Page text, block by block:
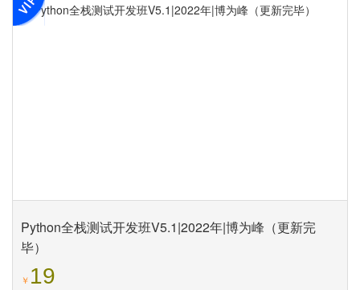
Python全栈测试开发班V5.1|2022年|博为峰（更新完
毕）
￥ 19